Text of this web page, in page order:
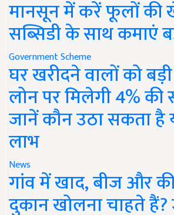
मानसून में करें फूलों की
सब्सिडी के साथ कमाएं
Government Scheme
घर खरीदने वालों को
लोन पर मिलेगी 4% की
जानें कौन उठा सकता है
लाभ
News
गांव में खाद, बीज और
दुकान खोलना चाहते हैं?